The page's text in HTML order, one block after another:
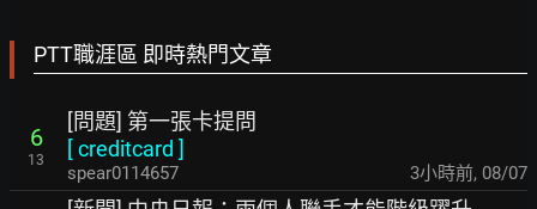
PTT職涯區 即時熱門文章
6
13
[問題] 第一張卡提問
[creditcard ]
spear0114657 3小時前, 08/07